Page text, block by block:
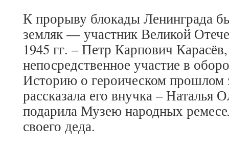
К прорыву блокады Ленинграда
земляк — участник Великой
1945 гг. – Петр Карпович
непосредственное участие в
Историю о героическом прошлом
рассказала его внучка – Наталья
подарила Музею народных
своего деда.